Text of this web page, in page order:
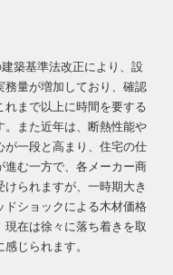
築基準法改正により、設
務量が増加しており、確認
れまで以上に時間を要する
。また近年は、断熱性能や
が一段と高まり、住宅の仕
進む一方で、各メーカー商
られますが、一時期大き
ドショックによる木材価格
現在は徐々に落ち着きを取
じられます。